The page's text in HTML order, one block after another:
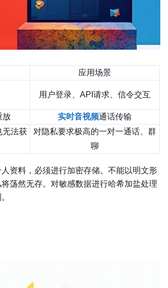
应用场景
用户登录、API请求、信令交互
放 实时音视频通话传输
无法获
对隐私要求极高的一对一通话、群
聊
资料，必须进行加密存储。不能以明文形
荡然无存。对敏感数据进行哈希加盐处理